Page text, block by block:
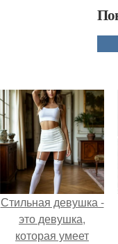
Стильная девушка -
это девушка,
которая умеет